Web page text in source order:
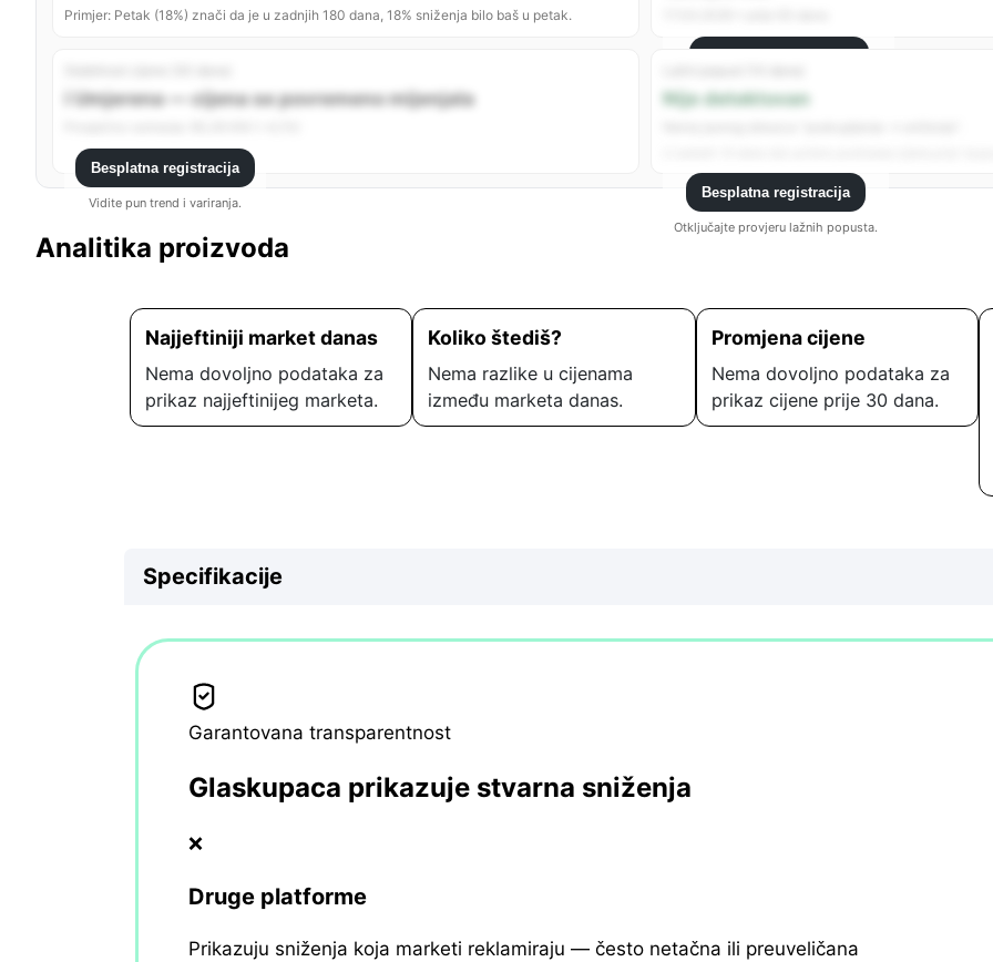
Primjer: Petak (18%) znači da je u zadnjih 180 dana, 18% sniženja bilo baš u petak.
Registrujte se da vidite sve analitike.
ℹ️ Umjerena — cijena se povremeno mijenjala
Besplatna registracija
Vidite pun trend i variranja.
Nije detektovan
Besplatna registracija
Otključajte provjeru lažnih popusta.
Analitika proizvoda
Najjeftiniji market danas
Nema dovoljno podataka za
prikaz najjeftinijeg marketa.
Koliko štediš?
Nema razlike u cijenama
između marketa danas.
Promjena cijene
Nema dovoljno podataka za
prikaz cijene prije 30 dana.
Specifikacije
Garantovana transparentnost
Glaskupaca prikazuje stvarna sniženja
❌
Druge platforme
Prikazuju sniženja koja marketi reklamiraju — često netačna ili preuveličana